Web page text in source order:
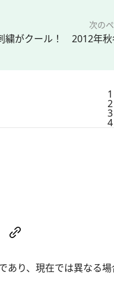
次の
繍がクール！ 2012年秋
1
2
3
4
り、現在では異なる場